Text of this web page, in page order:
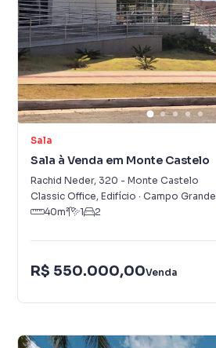
Sala
Sala à Venda em Monte Castelo
Rachid Neder, 320 - Monte Castelo
Classic Office, Edifício · Campo Grande
40m² 1 2
R$ 550.000,00Venda